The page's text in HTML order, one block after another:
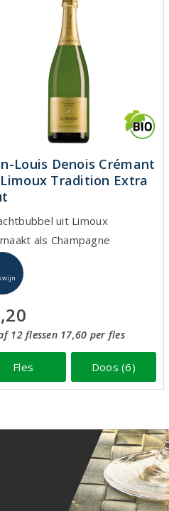
Louis Denois Crémant
Tradition Extra
uit Limoux
als Champagne
12 flessen 17,60 per fles
Fles Doos (6)